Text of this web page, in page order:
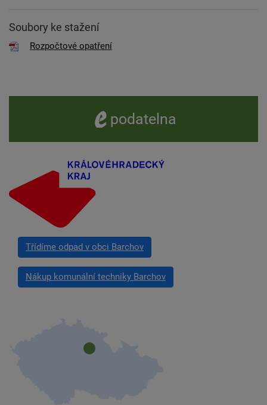
Soubory ke stažení
Rozpočtové opatření
e -podatelna
Třídíme odpad v obci Barchov
Nákup komunální techniky Barchov